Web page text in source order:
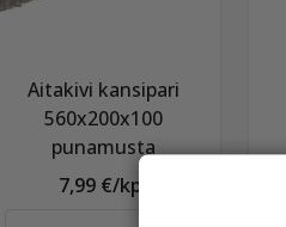
Aitakivi kansipari
560x200x100
punamusta
7,99 €/kpl